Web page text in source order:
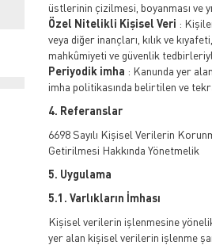
üstlerinin çizilmesi, boyanması ve
Özel Nitelikli Kişisel Veri :
veya diğer inançları, kılık ve
mahkûmiyeti ve güvenlik
Periyodik imha : Kanunda yer
imha politikasında belirtilen ve
4. Referanslar
6698 Sayılı Kişisel Verilerin
Getirilmesi Hakkında Yönetmelik
5. Uygulama
5.1. Varlıkların İmhası
Kişisel verilerin işlenmesine yönelik
yer alan kişisel verilerin işlenme